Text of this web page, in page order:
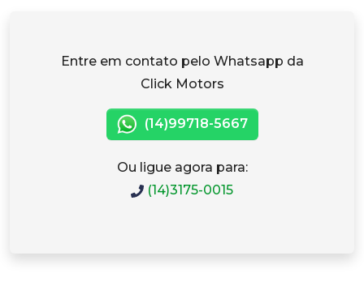
Entre em contato pelo Whatsapp da
Click Motors
(14)99718-5667
Ou ligue agora para:
(14)3175-0015